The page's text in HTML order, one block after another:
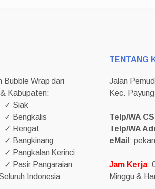
Bubble Wrap dari
Kabupaten:
✓ Siak
✓ Bengkalis
✓ Rengat
✓ Bangkinang
✓ Pangkalan Kerinci
✓ Pasir Pangaraian
Indonesia
TENTANG
Jalan
Kec.
Telp/WA CS
Telp/WA
eMail :
Jam Kerja:
Minggu &